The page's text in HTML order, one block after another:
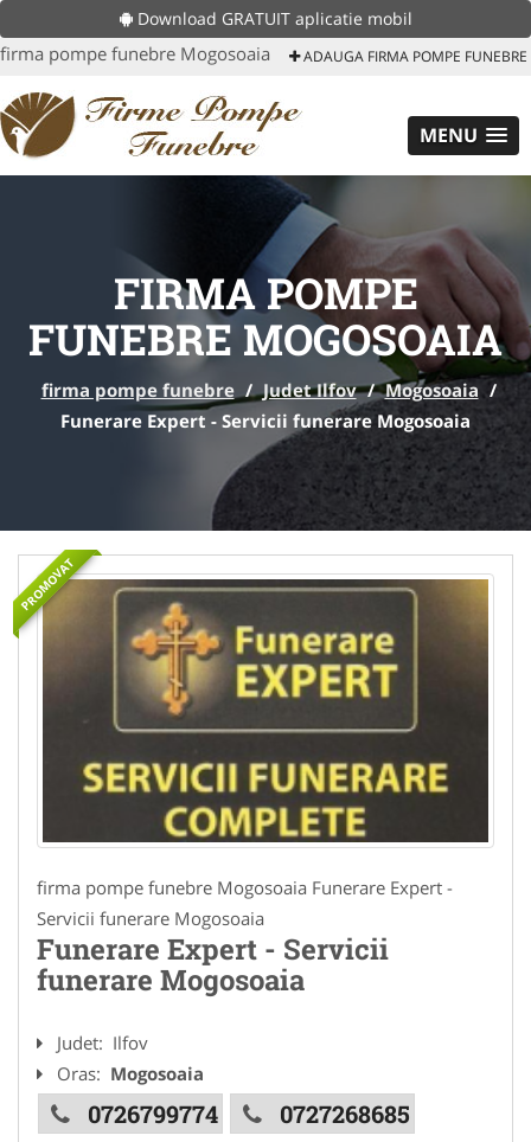
Download GRATUIT aplicatie mobil
firma pompe funebre Mogosoaia ADAUGA FIRMA POMPE FUNEBRE
MENU
FIRMA POMPE
FUNEBRE MOGOSOAIA
firma pompe funebre / Judet Ilfov / Mogosoaia /
Funerare Expert - Servicii funerare Mogosoaia
PROMOVAT
firma pompe funebre Mogosoaia Funerare Expert -
Servicii funerare Mogosoaia
Funerare Expert - Servicii
funerare Mogosoaia
Judet: Ilfov
Oras: Mogosoaia
0726799774 0727268685